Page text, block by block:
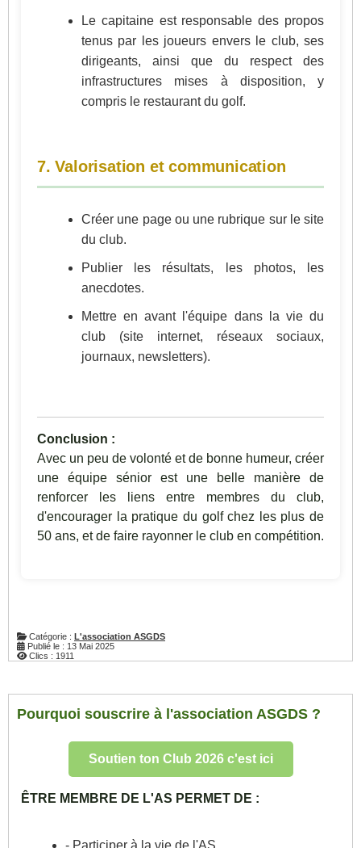
Le capitaine est responsable des propos
tenus par les joueurs envers le club, ses
dirigeants, ainsi que du respect des
infrastructures mises à disposition, y
compris le restaurant du golf.
7. Valorisation et communication
Créer une page ou une rubrique sur le site
du club.
Publier les résultats, les photos, les
anecdotes.
Mettre en avant l'équipe dans la vie du
club (site internet, réseaux sociaux,
journaux, newsletters).
Conclusion :
Avec un peu de volonté et de bonne humeur, créer
une équipe sénior est une belle manière de
renforcer les liens entre membres du club,
d'encourager la pratique du golf chez les plus de
50 ans, et de faire rayonner le club en compétition.
Catégorie : L'association ASGDS
Publié le : 13 Mai 2025
Clics : 1911
Pourquoi souscrire à l'association ASGDS ?
Soutien ton Club 2026 c'est ici
ÊTRE MEMBRE DE L'AS PERMET DE :